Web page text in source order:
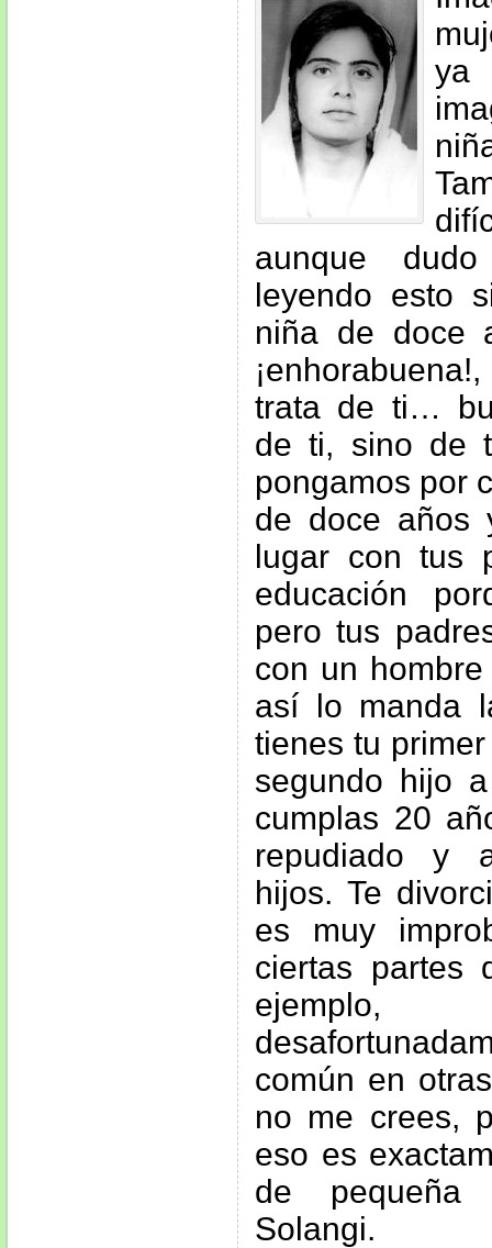
ya
aunque
leyendo esto
niña de doce
trata de ti…
de ti, sino de
pongamos por
de doce años
lugar con tus
educación
pero tus
con un
así lo manda
tienes tu
segundo hijo
cumplas 20
repudiado y
hijos. Te
es muy
ciertas partes
ejemplo,
común en
no me crees,
eso es
de pequeña
Solangi.